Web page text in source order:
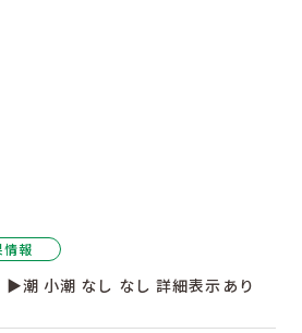
情報
▶︎潮 小潮 なし なし 詳細表示あり